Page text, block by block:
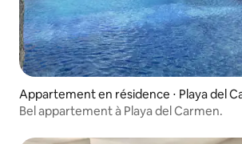
Appartement en résidence ⋅ Playa del
n
Bel appartement à Playa del Carmen.